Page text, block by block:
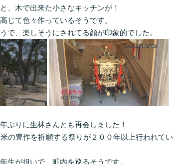
、木で出来た小さなキッチンが！
じて色々作っているそうです。
で、楽しそうにされてる顔が印象的でした。
ぶりに生林さんとも再会しました！
の豊作を祈願する祭りが２００年以上行われてい
生が担いで、町内を巡るそうです。